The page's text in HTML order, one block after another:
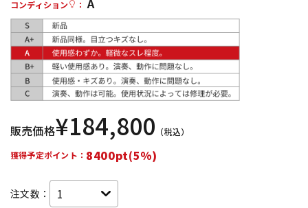
コンディション
： A
販売価格¥184,800 （税込）
獲得予定ポイント： 8400pt(5%)
注文数：